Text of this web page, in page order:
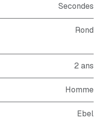
Secondes
Rond
2 ans
Homme
Ebel